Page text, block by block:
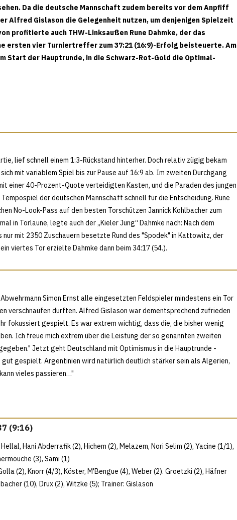
Da die deutsche Mannschaft zudem bereits vor dem Anpfiff
Alfred Gislason die Gelegenheit nutzen, um denjenigen Spielzeit
profitierte auch THW-Linksaußen Rune Dahmke, der das
ersten vier Turniertreffer zum 37:21 (16:9)-Erfolg beisteuerte. Am
Start der Hauptrunde, in die Schwarz-Rot-Gold die Optimal-
lief schnell einem 1:3-Rückstand hinterher. Doch relativ zügig bekam
mit variablem Spiel bis zur Pause auf 16:9 ab. Im zweiten Durchgang
einer 40-Prozent-Quote verteidigten Kasten, und die Paraden des jungen
der deutschen Mannschaft schnell für die Entscheidung. Rune
No-Look-Pass auf den besten Torschützen Jannick Kohlbacher zum
in Torlaune, legte auch der „Kieler Jung“ Dahmke nach: Nach dem
mit 2350 Zuschauern besetzte Rund des "Spodek" in Kattowitz, der
viertes Tor erzielte Dahmke dann beim 34:17 (54.).
Simon Ernst alle eingesetzten Feldspieler mindestens ein Tor
verschnaufen durften. Alfred Gislason war dementsprechend zufrieden
fokussiert gespielt. Es war extrem wichtig, dass die, die bisher wenig
Ich freue mich extrem über die Leistung der so genannten zweiten
Jetzt geht Deutschland mit Optimismus in die Hauptrunde -
gut gespielt. Argentinien wird natürlich deutlich stärker sein als Algerien,
vieles passieren…"
(9:16)
Hani Abderrafik (2), Hichem (2), Melazem, Nori Selim (2), Yacine (1/1),
(3), Sami (1)
(2), Knorr (4/3), Köster, M'Bengue (4), Weber (2). Groetzki (2), Häfner
(10), Drux (2), Witzke (5); Trainer: Gislason